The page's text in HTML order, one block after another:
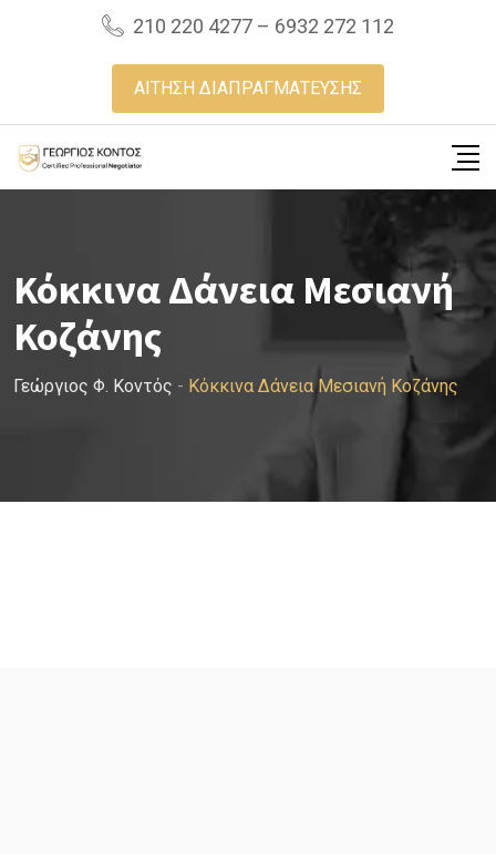
210 220 4277 – 6932 272 112
ΑΙΤΗΣΗ ΔΙΑΠΡΑΓΜΑΤΕΥΣΗΣ
Κόκκινα Δάνεια Μεσιανή
Κοζάνης
Γεώργιος Φ. Κοντός - Κόκκινα Δάνεια Μεσιανή Κοζάνης